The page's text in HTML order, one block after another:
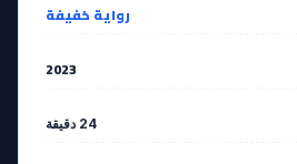
رواية خفيفة
2023
24 دقيقة